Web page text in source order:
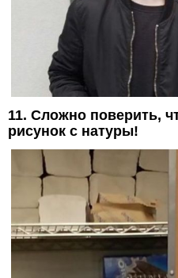
11. Сложно поверить,
рисунок с натуры!